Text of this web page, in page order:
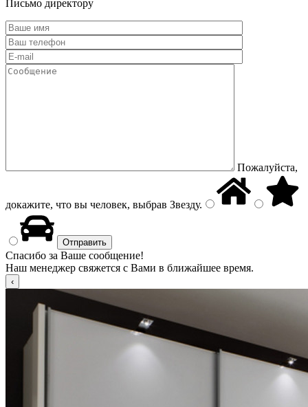
Письмо директору
Пожалуйста,
докажите, что вы человек, выбрав Звезду.
Спасибо за Ваше сообщение!
Наш менеджер свяжется с Вами в ближайшее время.